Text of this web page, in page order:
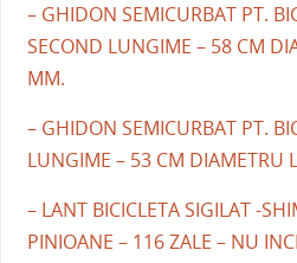
– GHIDON SEMICURBAT PT.
SECOND LUNGIME – 58 CM
MM.
– GHIDON SEMICURBAT PT.
LUNGIME – 53 CM DIAMETRU
– LANT BICICLETA SIGILAT -
PINIOANE – 116 ZALE – NU